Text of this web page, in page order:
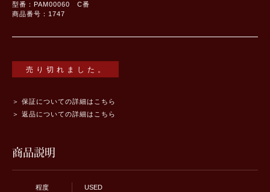
型番：PAM00060 C番
商品番号：1747
売り切れました。
＞ 保証についての詳細はこちら
＞ 返品についての詳細はこちら
商品説明
程度 USED